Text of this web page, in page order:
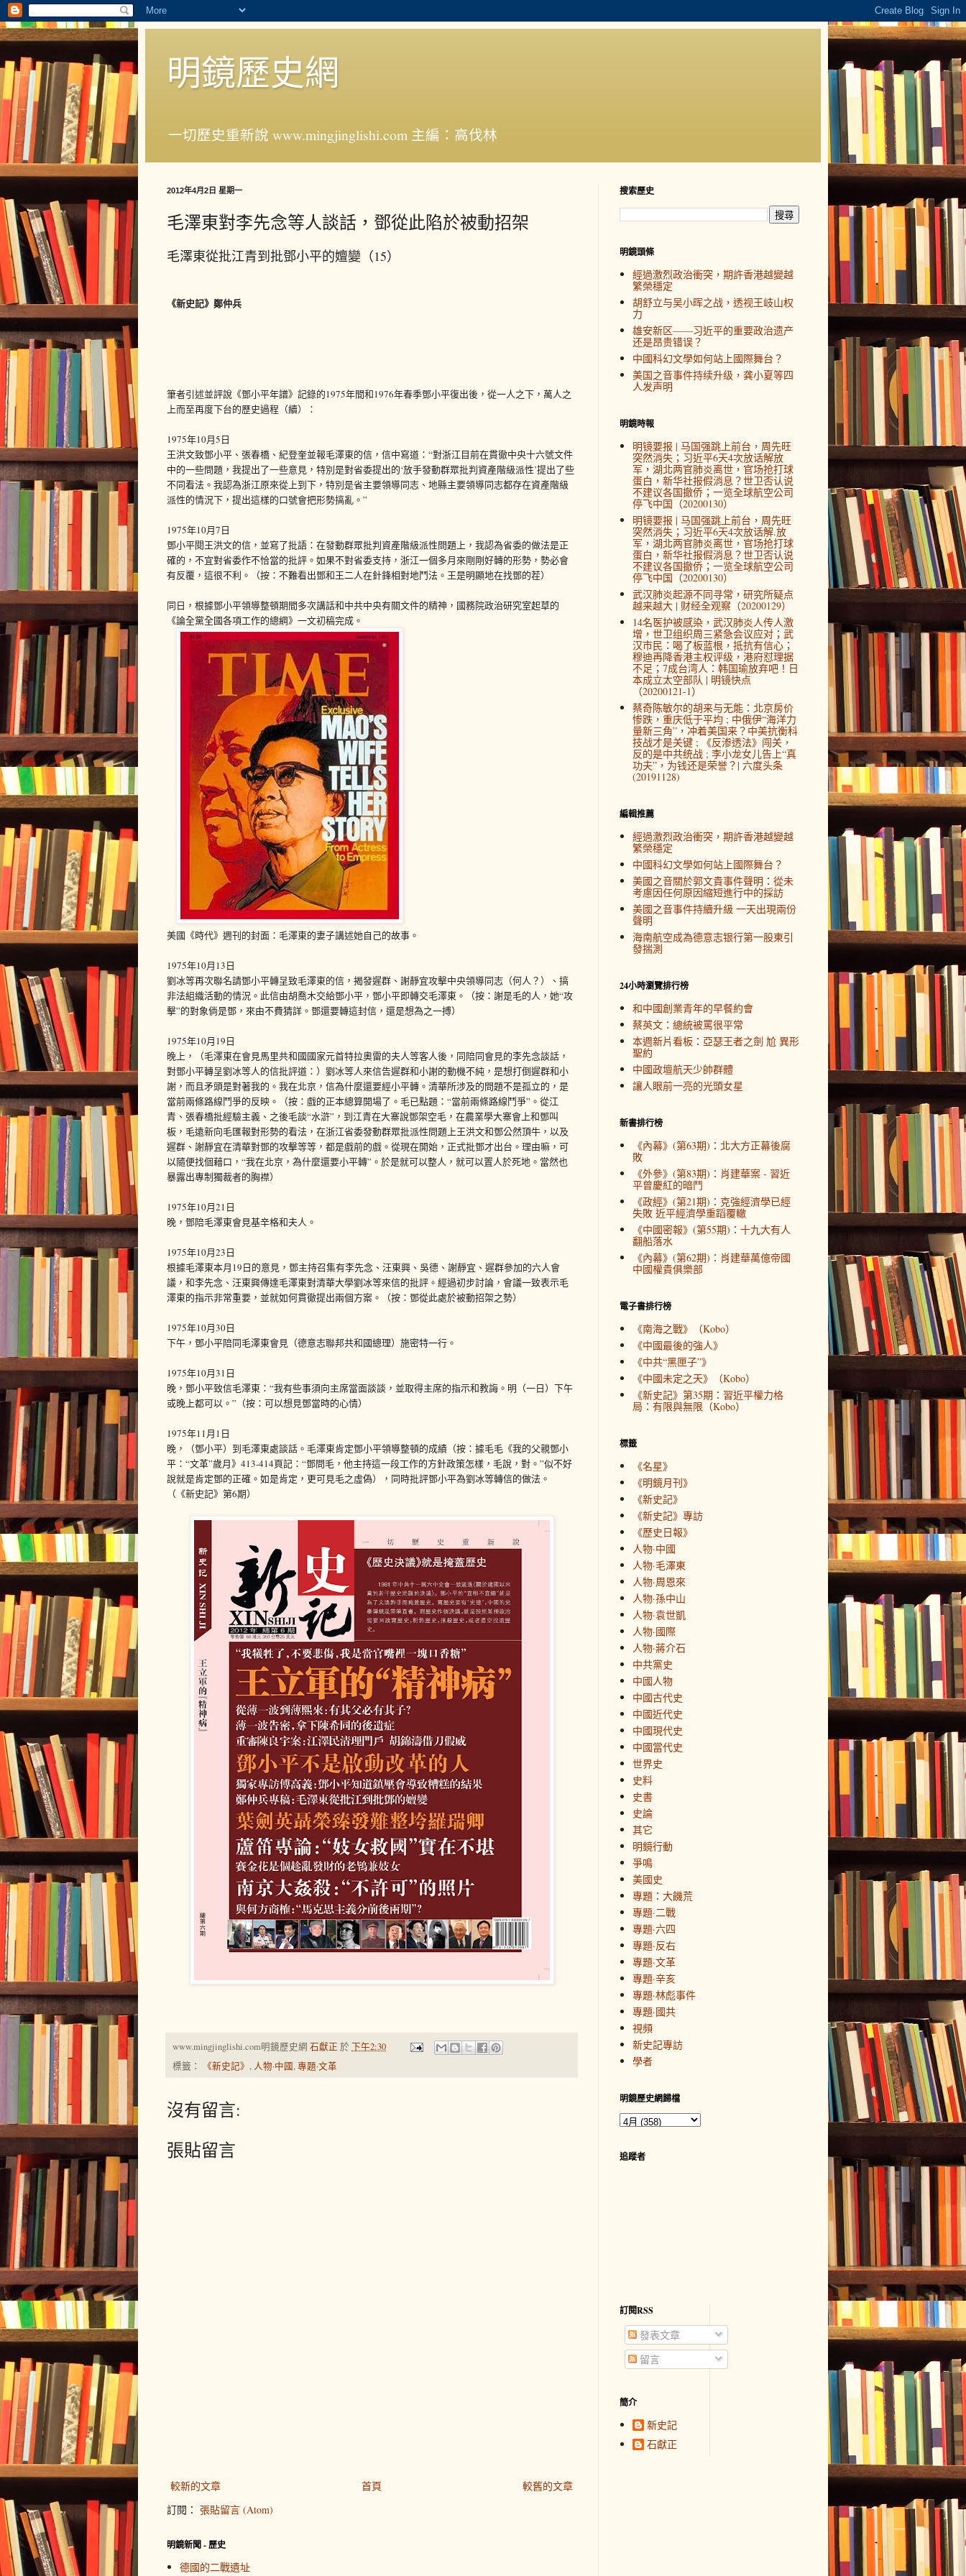
明鏡歷史網
一切歷史重新說 www.mingjinglishi.com 主編：高伐林
2012年4月2日 星期一
毛澤東對李先念等人談話，鄧從此陷於被動招架
毛澤東從批江青到批鄧小平的嬗變（15）
《新史記》鄭仲兵
筆者引述並評說《鄧小平年譜》記錄的1975年間和1976年春季鄧小平復出後，從一人之下，萬人之
上而至再度下台的歷史過程（續）：
1975年10月5日
王洪文致鄧小平、張春橋、紀登奎並報毛澤東的信，信中寫道：“對浙江目前在貫徹中央十六號文件
中的一些問題，我提出了一些意見，特別是對省委提出的‘放手發動群眾批判資產階級派性’提出了些
不同看法。我認為浙江原來從上到下，特別是省主要領導同志、地縣主要領導同志都存在資產階級
派性的情況下，提出這樣的口號會把形勢搞亂。”
1975年10月7日
鄧小平閱王洪文的信，並寫了批語：在發動群眾批判資產階級派性問題上，我認為省委的做法是正
確的，不宜對省委作不恰當的批評。如果不對省委支持，浙江一個多月來剛剛好轉的形勢，勢必會
有反覆，這很不利。（按：不難看出鄧和王二人在針鋒相對地鬥法。王是明顯地在找鄧的茬）
同日，根據鄧小平領導整頓期間多次講話和中共中央有關文件的精神，國務院政治研究室起草的
《論全黨全國各項工作的總綱》一文初稿完成。
美國《時代》週刊的封面：毛澤東的妻子講述她自己的故事。
1975年10月13日
劉冰等再次聯名請鄧小平轉呈致毛澤東的信，揭發遲群、謝靜宜攻擊中央領導同志（何人？）、搞
非法組織活動的情況。此信由胡喬木交給鄧小平，鄧小平即轉交毛澤東。（按：謝是毛的人，她“攻
擊”的對象倘是鄧，來由不費猜詳。鄧還要轉這封信，還是想為之一搏）
1975年10月19日
晚上，（毛澤東在會見馬里共和國國家元首特拉奧雷的夫人等客人後，同陪同會見的李先念談話，
對鄧小平轉呈劉冰等人的信批評道：）劉冰等人來信告遲群和小謝的動機不純，是想打倒遲群和小
謝，而且矛頭是對著我的。我在北京，信為什麼還要經小平轉。清華所涉及的問題不是孤立的，是
當前兩條路線鬥爭的反映。（按：戲的正本總算開場了。毛已點題：“當前兩條路線鬥爭”。從江
青、張春橋批經驗主義、之後毛談“水滸”，到江青在大寨說鄧架空毛，在農業學大寨會上和鄧叫
板，毛遠新向毛匯報對形勢的看法，在浙江省委發動群眾批派性問題上王洪文和鄧公然頂牛，以及
遲群、謝靜宜在清華對鄧的攻擊等等，都是戲前的戲。從現在開始，正式批鄧才出台。理由嘛，可
以隨便找個藉口，“我在北京，為什麼還要小平轉”。於是就可以整人，就可以置人於死地。當然也
暴露出專制獨裁者的胸襟）
1975年10月21日
晚，鄧陪毛澤東會見基辛格和夫人。
1975年10月23日
根據毛澤東本月19日的意見，鄧主持召集有李先念、汪東興、吳德、謝靜宜、遲群參加的六人會
議，和李先念、汪東興傳達毛澤東對清華大學劉冰等來信的批評。經過初步討論，會議一致表示毛
澤東的指示非常重要，並就如何貫徹提出兩個方案。（按：鄧從此處於被動招架之勢）
1975年10月30日
下午，鄧小平陪同毛澤東會見（德意志聯邦共和國總理）施密特一行。
1975年10月31日
晚，鄧小平致信毛澤東：“我有些事須向主席當面談談，並取得主席的指示和教誨。明（一日）下午
或晚上都可以。”（按：可以想見鄧當時的心情）
1975年11月1日
晚，（鄧小平）到毛澤東處談話。毛澤東肯定鄧小平領導整頓的成績（按：據毛毛《我的父親鄧小
平：“文革”歲月》413-414頁記：“鄧問毛，他主持這一段工作的方針政策怎樣，毛說，對。”似不好
說就是肯定鄧的正確。如是肯定，更可見毛之虛偽），同時批評鄧小平為劉冰等轉信的做法。
（《新史記》第6期）
www.mingjinglishi.com明鏡歷史網 石獻正 於 下午2:30
標籤：
《新史記》 , 人物·中國,專題·文革
沒有留言:
張貼留言
較新的文章 較舊的文章
首頁
訂閱： 張貼留言 (Atom)
明鏡新聞 - 歷史
德國的二戰遺址
搜索歷史
明鏡頭條
經過激烈政治衝突，期許香港越變越
繁榮穩定
胡舒立与吴小晖之战，透视王岐山权
力
雄安新区——习近平的重要政治遗产
还是昂贵错误？
中國科幻文學如何站上國際舞台？
美国之音事件持续升级，龚小夏等四
人发声明
明鏡時報
明镜要报 | 马国强跳上前台，周先旺
突然消失；习近平6天4次放话解放
军，湖北两官肺炎离世，官场抢打球
蛋白，新华社报假消息？世卫否认说
不建议各国撤侨；一览全球航空公司
停飞中国（20200130）
明镜要报 | 马国强跳上前台，周先旺
突然消失；习近平6天4次放话解.放
军，湖北两官肺炎离世，官场抢打球
蛋白，新华社报假消息？世卫否认说
不建议各国撤侨；一览全球航空公司
停飞中国（20200130）
武汉肺炎起源不同寻常，研究所疑点
越来越大 | 财经全观察（20200129）
14名医护被感染，武汉肺炎人传人激
增，世卫组织周三紧急会议应对；武
汉市民：喝了板蓝根，抵抗有信心；
穆迪再降香港主权评级，港府怼理据
不足；7成台湾人：韩国瑜放弃吧！日
本成立太空部队 | 明镜快点
（20200121-1）
蔡奇陈敏尔的胡来与无能：北京房价
惨跌，重庆低于平均 ; 中俄伊“海洋力
量新三角”，冲着美国来？中美抗衡科
技战才是关键 ; 《反渗透法》闯关，
反的是中共统战 ; 李小龙女儿告上“真
功夫”，为钱还是荣誉？| 六度头条
(20191128)
編輯推薦
經過激烈政治衝突，期許香港越變越
繁榮穩定
中國科幻文學如何站上國際舞台？
美國之音關於郭文貴事件聲明：從未
考慮因任何原因縮短進行中的採訪
美國之音事件持續升級 一天出現兩份
聲明
海南航空成為德意志银行第一股東引
發揣測
24小時瀏覽排行榜
和中國創業青年的早餐約會
蔡英文：總統被罵很平常
本週新片看板：亞瑟王者之劍 尬 異形
聖約
中國政壇航天少帥群體
讓人眼前一亮的光頭女星
新書排行榜
《內幕》(第63期)：北大方正幕後腐
敗
《外參》(第83期)：肖建華案 - 習近
平曾慶紅的暗鬥
《政經》(第21期)：克強經濟學已經
失敗 近平經濟學重蹈覆轍
《中國密報》(第55期)：十九大有人
翻船落水
《內幕》(第62期)：肖建華萬億帝國
中國權貴俱樂部
電子書排行榜
《南海之戰》（Kobo）
《中國最後的強人》
《中共“黑匣子”》
《中國未定之天》（Kobo）
《新史記》第35期：習近平權力格
局：有限與無限（Kobo）
標籤
《名星》
《明鏡月刊》
《新史記》
《新史記》專訪
《歷史日報》
人物·中國
人物·毛澤東
人物·周恩來
人物·孫中山
人物·袁世凱
人物·國際
人物·蔣介石
中共黨史
中國人物
中國古代史
中國近代史
中國現代史
中國當代史
世界史
史料
史書
史論
其它
明鏡行動
爭鳴
美國史
專題：大饑荒
專題·二戰
專題·六四
專題·反右
專題·文革
專題·辛亥
專題·林彪事件
專題·國共
視頻
新史記專訪
學者
明鏡歷史網歸檔
追蹤者
訂閱RSS
發表文章
留言
簡介
新史記
石獻正